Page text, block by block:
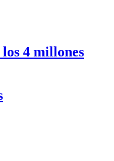
4 millones